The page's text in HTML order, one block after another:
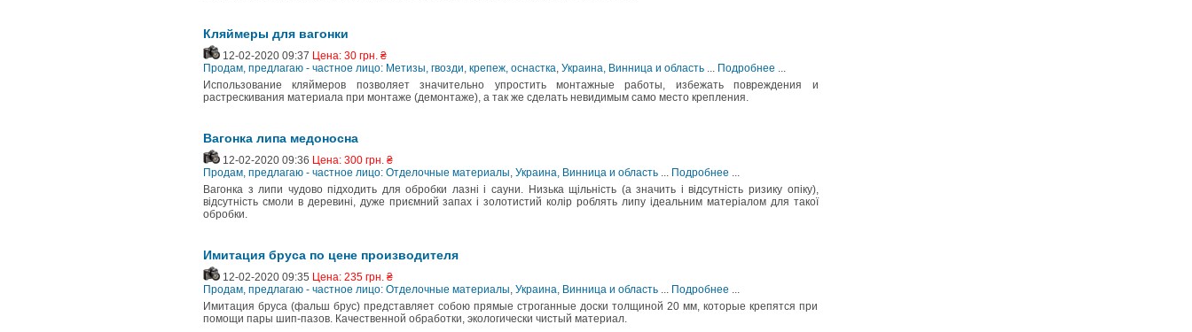
Кляймеры для вагонки
12-02-2020 09:37 Цена: 30 грн. ₴
Продам, предлагаю - частное лицо: Метизы, гвозди, крепеж, оснастка, Украина, Винница и область ... Подробнее ...
Использование кляймеров позволяет значительно упростить монтажные работы, избежать повреждения и
растрескивания материала при монтаже (демонтаже), а так же сделать невидимым само место крепления.
Вагонка липа медоносна
12-02-2020 09:36 Цена: 300 грн. ₴
Продам, предлагаю - частное лицо: Отделочные материалы, Украина, Винница и область ... Подробнее ...
Вагонка з липи чудово підходить для обробки лазні і сауни. Низька щільність (а значить і відсутність ризику опіку),
відсутність смоли в деревині, дуже приємний запах і золотистий колір роблять липу ідеальним матеріалом для такої
обробки.
Имитация бруса по цене производителя
12-02-2020 09:35 Цена: 235 грн. ₴
Продам, предлагаю - частное лицо: Отделочные материалы, Украина, Винница и область ... Подробнее ...
Имитация бруса (фальш брус) представляет собою прямые строганные доски толщиной 20 мм, которые крепятся при
помощи пары шип-пазов. Качественной обработки, экологически чистый материал.